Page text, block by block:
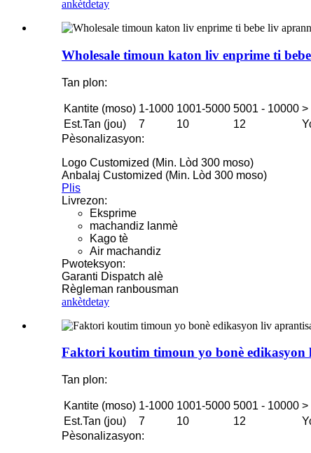
ankètdetay
Wholesale timoun katon liv enprime ti
Tan plon:
Kantite (moso) 1-1000 1001-5000 5001 - 10000 >
Est.Tan (jou)
7 10 12
Pèsonalizasyon:
Logo Customized (Min. Lòd 300 moso)
Anbalaj Customized (Min. Lòd 300 moso)
Plis
Livrezon:
Eksprime
machandiz lanmè
Kago tè
Air machandiz
Pwoteksyon:
Garanti Dispatch alè
Règleman ranbousman
ankètdetay
Faktori koutim timoun yo bonè
Tan plon:
Kantite (moso) 1-1000 1001-5000 5001 - 10000 >
Est.Tan (jou)
7 10 12
Pèsonalizasyon: